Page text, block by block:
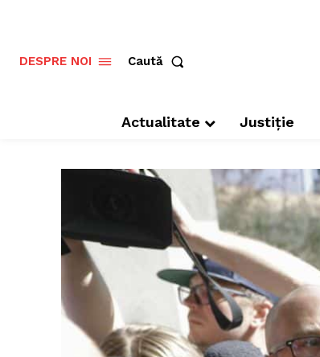
DESPRE NOI Caută
Actualitate Justiție